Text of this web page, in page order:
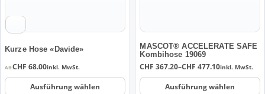
Kurze Hose «Davide»
AB:CHF 68.00inkl. MwSt.
Ausführung wählen
können
auf
der
gewählt
werden
MASCOT® ACCELERATE SAFE
Kombihose 19069
CHF 367.20–CHF 477.10
Preisspanne:
bis
CHF 477.10
inkl. MwSt.
Ausführung wählen
auf
der
Produktseite
gewählt
werden